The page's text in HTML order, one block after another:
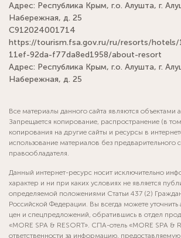
Адрес: Республика Крым, г.о. Алушта, г.
Набережная, д. 25
С912024001714
https://tourism.fsa.gov.ru/ru/resorts/
11ef-92da-f77da8ed1958/about-resort
Адрес: Республика Крым, г.о. Алушта, г.
Набережная, д. 25
Все материалы данного сайта являются объектами
Запрещается копирование, распространение (в
копирования на другие сайты и ресурсы в
использование материалов без предварительного
правообладателя.
Данный интернет-ресурс носит исключительно
характер и ни при каких условиях не является
определяемой положениями Статьи 437 (2)
Российской Федерации. Вы всегда можете уточнить
цен и спецпредложений, обратившись в отдел
«MORE SPA & RESORT». СПА-отель «MORE SPA &
ответственности за информацию,